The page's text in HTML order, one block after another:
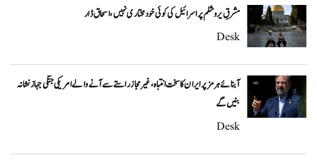
مشرقِ یروشلم پر اسرائیل کی کوئی خودمختاری نہیں، اسحاق ڈار
Desk
آبنائے ہرمز پر ایران کا سخت انتباہ، غیر مجاز راستے سے آنے والے امریکی جنگی جہاز نشانہ
بنیں گے
Desk